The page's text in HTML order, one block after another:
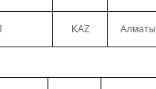
KAZ Алматы